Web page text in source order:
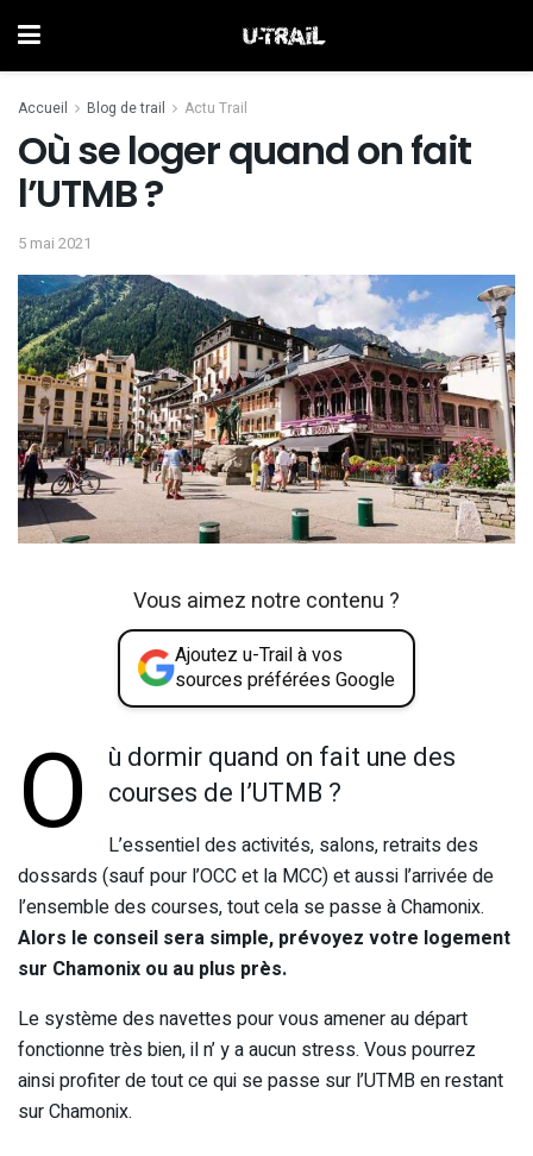
Accueil Blog de trail Actu Trail
Où se loger quand on fait
l’UTMB ?
5 mai 2021
Vous aimez notre contenu ?
Ajoutez u-Trail à vos
sources préférées Google
O
ù dormir quand on fait une des
courses de l’UTMB ?
L’essentiel des activités, salons, retraits des
dossards (sauf pour l’OCC et la MCC) et aussi l’arrivée de
l’ensemble des courses, tout cela se passe à Chamonix.
Alors le conseil sera simple, prévoyez votre logement
sur Chamonix ou au plus près.
Le système des navettes pour vous amener au départ
fonctionne très bien, il n’ y a aucun stress. Vous pourrez
ainsi profiter de tout ce qui se passe sur l’UTMB en restant
sur Chamonix.